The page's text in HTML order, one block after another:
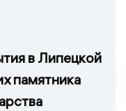
в Липецкой
памятника